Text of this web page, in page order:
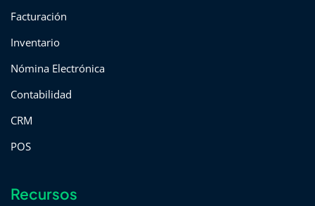
Facturación
Inventario
Nómina Electrónica
Contabilidad
CRM
POS
Recursos